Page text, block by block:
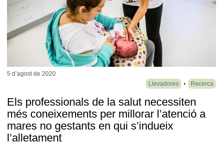
5 d’agost de 2020
Llevadores
Recerca
Els professionals de la salut necessiten
més coneixements per millorar l’atenció a
mares no gestants en qui s’indueix
l’alletament